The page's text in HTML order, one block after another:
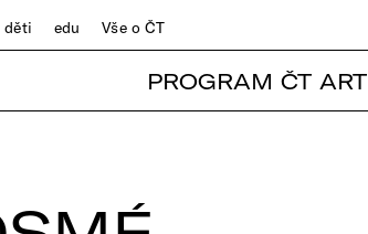
děti edu Vše o ČT
PROGRAM ČT ART